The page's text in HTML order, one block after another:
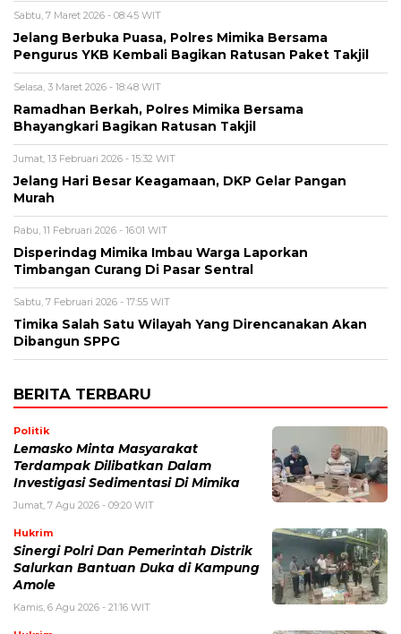
Sabtu, 7 Maret 2026 - 08:45 WIT
Jelang Berbuka Puasa, Polres Mimika Bersama
Pengurus YKB Kembali Bagikan Ratusan Paket Takjil
Selasa, 3 Maret 2026 - 18:48 WIT
Ramadhan Berkah, Polres Mimika Bersama
Bhayangkari Bagikan Ratusan Takjil
Jumat, 13 Februari 2026 - 15:32 WIT
Jelang Hari Besar Keagamaan, DKP Gelar Pangan
Murah
Rabu, 11 Februari 2026 - 16:01 WIT
Disperindag Mimika Imbau Warga Laporkan
Timbangan Curang Di Pasar Sentral
Sabtu, 7 Februari 2026 - 17:55 WIT
Timika Salah Satu Wilayah Yang Direncanakan Akan
Dibangun SPPG
BERITA TERBARU
Politik
Lemasko Minta Masyarakat
Terdampak Dilibatkan Dalam
Investigasi Sedimentasi Di Mimika
Jumat, 7 Agu 2026 - 09:20 WIT
Hukrim
Sinergi Polri Dan Pemerintah Distrik
Salurkan Bantuan Duka di Kampung
Amole
Kamis, 6 Agu 2026 - 21:16 WIT